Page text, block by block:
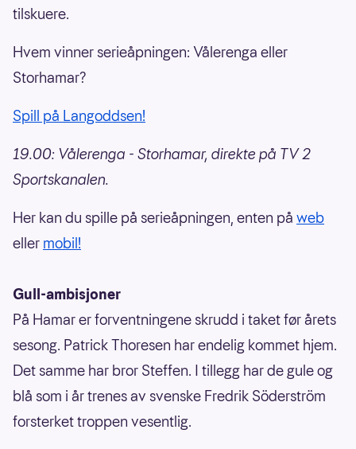
tilskuere.
Hvem vinner serieåpningen: Vålerenga eller
Storhamar?
Spill på Langoddsen!
19.00: Vålerenga - Storhamar, direkte på TV 2
Sportskanalen.
Her kan du spille på serieåpningen, enten på web
eller mobil!
Gull-ambisjoner
På Hamar er forventningene skrudd i taket før årets
sesong. Patrick Thoresen har endelig kommet hjem.
Det samme har bror Steffen. I tillegg har de gule og
blå som i år trenes av svenske Fredrik Söderström
forsterket troppen vesentlig.